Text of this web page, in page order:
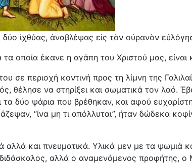
ἰχθύας, ἀναβλέψας εἰς τὸν οὐρανὸν
οποία έκανε η αγάπη του Χριστού μας,
σε περιοχή κοντινή προς τη λίμνη της
θέλησε να στηρίξει και σωματικά τον λαό.
δύο ψάρια που βρέθηκαν, και αφού
“ίνα μη τι απόλλυται”, ήταν δώδεκα
αλλά και πνευματικά. Υλικά μεν με τα ψωμιά
αλλά ο αναμενόμενος προφήτης, ο